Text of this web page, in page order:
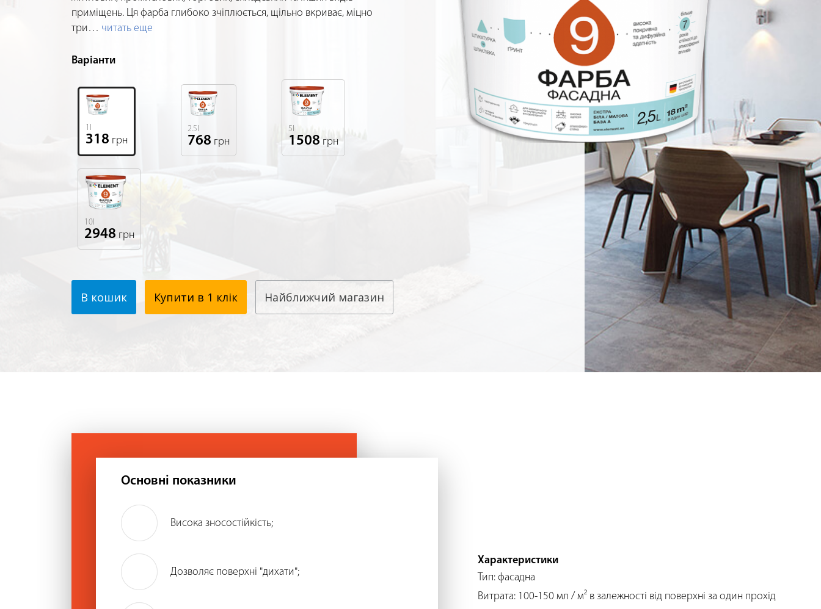
приміщень. Ця фарба глибоко зчіплюється, щільно вкриває, міцно
три… читать еще
Варіанти
1l
318 грн
2.5l
768 грн
5l
1508грн
10l
2948 грн
В кошик Купити в 1 клік Найближчий магазин
Основні показники
Висока зносостійкість;
Дозволяє поверхні "дихати";
Характеристики
Тип: фасадна
Витрата: 100-150 мл / м² в залежності від поверхні за один прохід